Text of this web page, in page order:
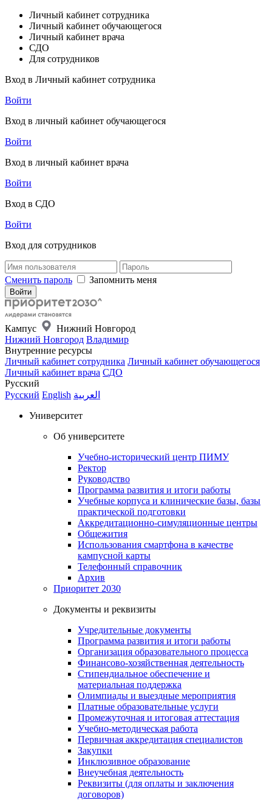
Личный кабинет сотрудника
Личный кабинет обучающегося
Личный кабинет врача
СДО
Для сотрудников
Вход в Личный кабинет сотрудника
Войти
Вход в личный кабинет обучающегося
Войти
Вход в личный кабинет врача
Войти
Вход в СДО
Войти
Вход для сотрудников
Сменить пароль Запомнить меня
Кампус
Нижний Новгород
Нижний Новгород Владимир
Внутренние ресурсы
Личный кабинет сотрудника Личный кабинет обучающегося
Личный кабинет врача СДО
Русский
Русский English العربية
Университет
Об университете
Учебно-исторический центр ПИМУ
Ректор
Руководство
Программа развития и итоги работы
Учебные корпуса и клинические базы, базы
практической подготовки
Аккредитационно-симуляционные центры
Общежития
Использования смартфона в качестве
кампусной карты
Телефонный справочник
Архив
Приоритет 2030
Документы и реквизиты
Учредительные документы
Программа развития и итоги работы
Организация образовательного процесса
Финансово-хозяйственная деятельность
Стипендиальное обеспечение и
материальная поддержка
Олимпиады и выездные мероприятия
Платные образовательные услуги
Промежуточная и итоговая аттестация
Учебно-методическая работа
Первичная аккредитация специалистов
Закупки
Инклюзивное образование
Внеучебная деятельность
Реквизиты (для оплаты и заключения
договоров)